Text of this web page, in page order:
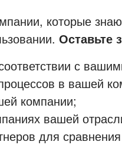
которые
Оставьте
с
в вашей
компании;
вашей
для